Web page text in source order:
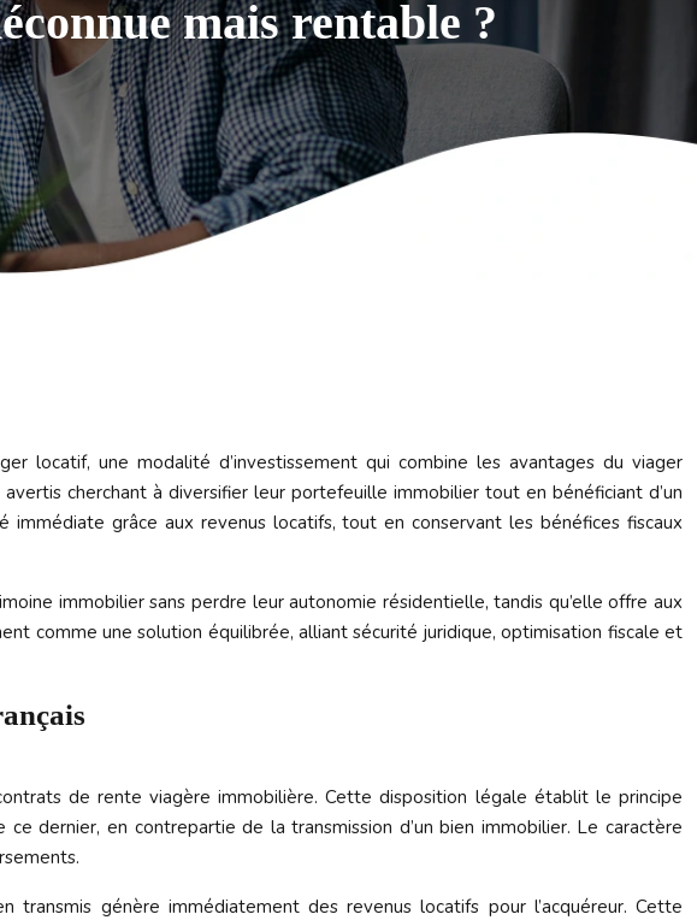
mais rentable ?
locatif, une modalité d’investissement qui combine les avantages du viager
cherchant à diversifier leur portefeuille immobilier tout en bénéficiant d’un
grâce aux revenus locatifs, tout en conservant les bénéfices fiscaux
immobilier sans perdre leur autonomie résidentielle, tandis qu’elle offre aux
comme une solution équilibrée, alliant sécurité juridique, optimisation fiscale et
de rente viagère immobilière. Cette disposition légale établit le principe
dernier, en contrepartie de la transmission d’un bien immobilier. Le caractère
génère immédiatement des revenus locatifs pour l’acquéreur. Cette